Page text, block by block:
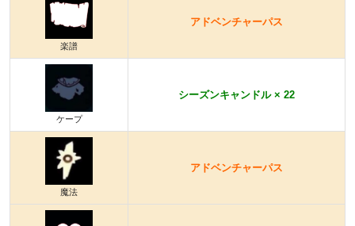
楽譜
アドベンチャーパス
ケープ
シーズンキャンドル × 22
魔法
アドベンチャーパス